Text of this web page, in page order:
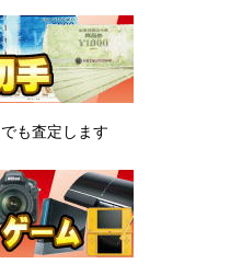
でも査定します